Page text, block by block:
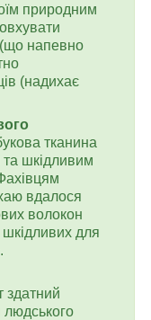
природним
напевно
(надихає
тканина
шкідливим
вдалося
волокон
для
здатний